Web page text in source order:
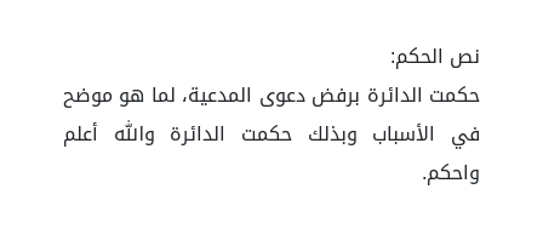
نص الحكم:
حكمت الدائرة برفض دعوى المدعية، لما هو موضح
في الأسباب وبذلك حكمت الدائرة والله أعلم
واحكم.